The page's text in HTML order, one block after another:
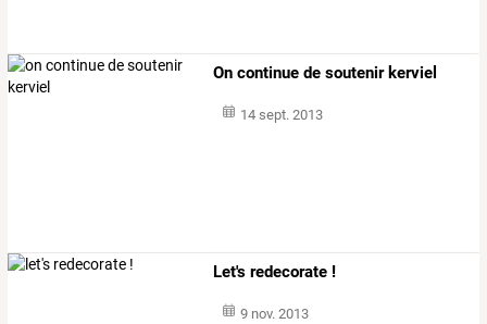
On continue de soutenir kerviel
14 sept. 2013
Let's redecorate !
9 nov. 2013